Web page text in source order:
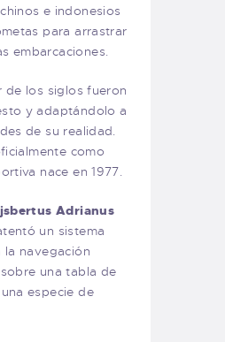
e indonesios
para arrastrar
embarcaciones.
de los siglos fueron
y adaptándolo a
de su realidad.
como
nace en 1977.
Adrianus
un sistema
la navegación
una tabla de
especie de